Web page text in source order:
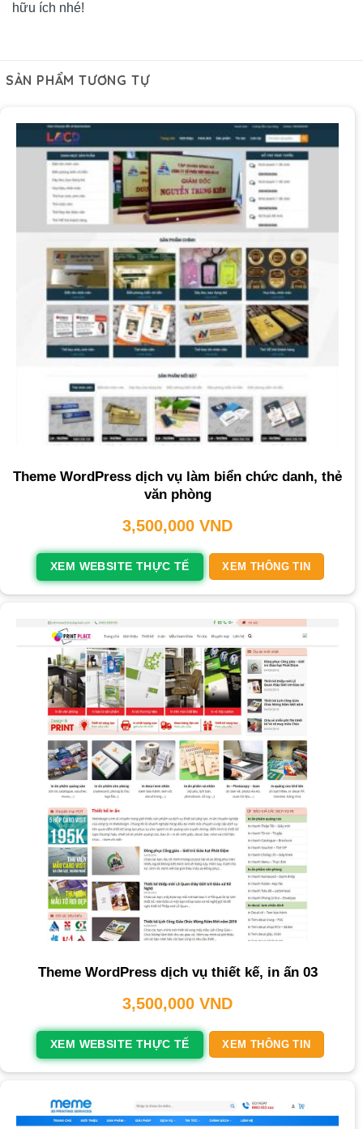
hữu ích nhé!
SẢN PHẨM TƯƠNG TỰ
Theme WordPress dịch vụ làm biển chức danh, thẻ
văn phòng
3,500,000 VND
XEM WEBSITE THỰC TẾ XEM THÔNG TIN
Theme WordPress dịch vụ thiết kế, in ấn 03
3,500,000 VND
XEM WEBSITE THỰC TẾ XEM THÔNG TIN